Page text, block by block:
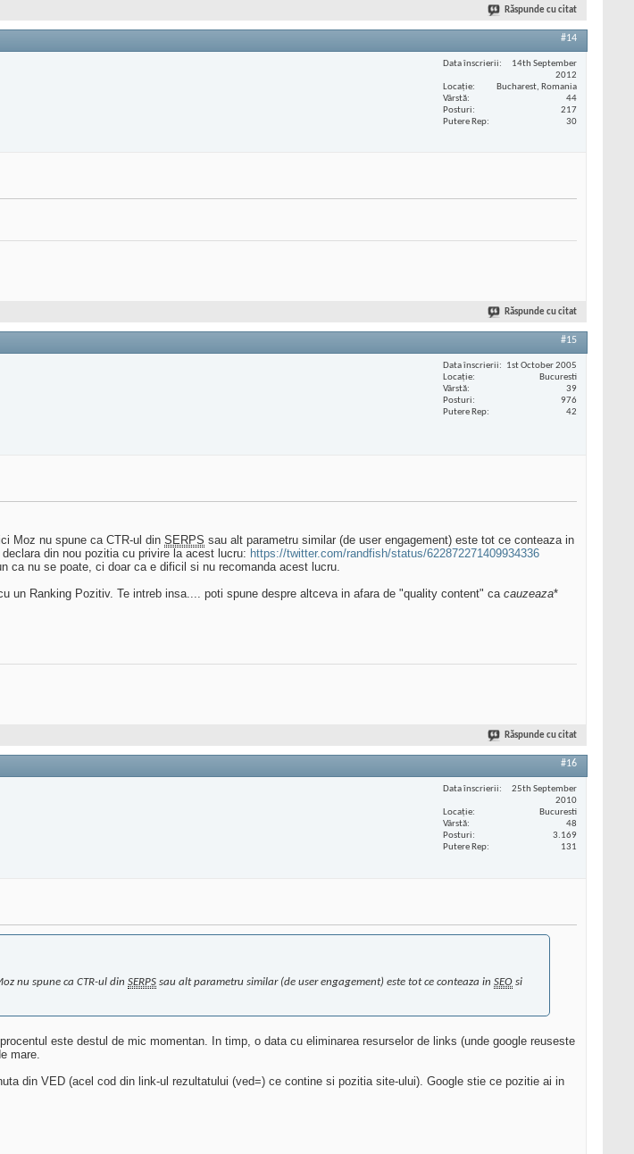
Răspunde cu citat
#14
Data înscrierii
14th September
2012
Locaţie
Bucharest, Romania
Vârstă
44
Posturi
217
Putere Rep
30
Răspunde cu citat
#15
Data înscrierii
1st October 2005
Locaţie
Bucuresti
Vârstă
39
Posturi
976
Putere Rep
42
Moz nu spune ca CTR-ul din SERPS sau alt parametru similar (de user engagement) este tot ce conteaza in
din nou pozitia cu privire la acest lucru: https://twitter.com/randfish/status/622872271409934336
ca nu se poate, ci doar ca e dificil si nu recomanda acest lucru.
un Ranking Pozitiv. Te intreb insa.... poti spune despre altceva in afara de "quality content" ca cauzeaza*
Răspunde cu citat
#16
Data înscrierii
25th September
2010
Locaţie
Bucuresti
Vârstă
48
Posturi
3.169
Putere Rep
131
nu spune ca CTR-ul din SERPS sau alt parametru similar (de user engagement) este tot ce conteaza in SEO si
este destul de mic momentan. In timp, o data cu eliminarea resurselor de links (unde google reuseste
mare.
din VED (acel cod din link-ul rezultatului (ved=) ce contine si pozitia site-ului). Google stie ce pozitie ai in